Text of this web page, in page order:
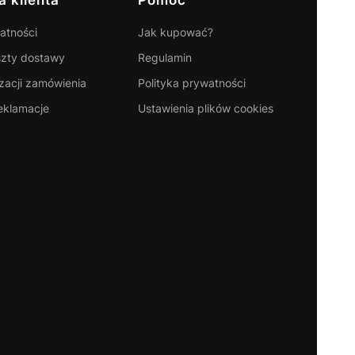
dostawy
zamówienia
Jak kupować?
Regulamin
Polityka prywatności
Ustawienia plików cookies